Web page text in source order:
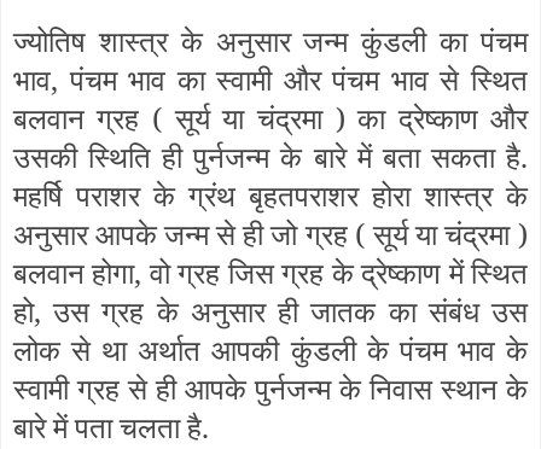
ज्योतिष शास्त्र के अनुसार जन्म कुंडली का पंचम
भाव, पंचम भाव का स्वामी और पंचम भाव से स्थित
बलवान ग्रह ( सूर्य या चंद्रमा ) का द्रेष्काण और
उसकी स्थिति ही पुर्नजन्म के बारे में बता सकता है.
महर्षि पराशर के ग्रंथ बृहतपराशर होरा शास्त्र के
अनुसार आपके जन्म से ही जो ग्रह ( सूर्य या चंद्रमा )
बलवान होगा, वो ग्रह जिस ग्रह के द्रेष्काण में स्थित
हो, उस ग्रह के अनुसार ही जातक का संबंध उस
लोक से था अर्थात आपकी कुंडली के पंचम भाव के
स्वामी ग्रह से ही आपके पुर्नजन्म के निवास स्थान के
बारे में पता चलता है.